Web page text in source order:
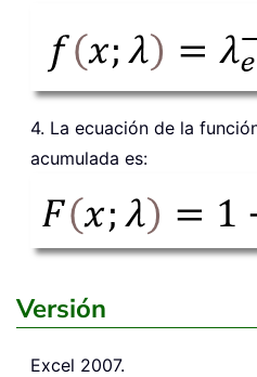
4. La ecuación de la
acumulada es:
Versión
Excel 2007.